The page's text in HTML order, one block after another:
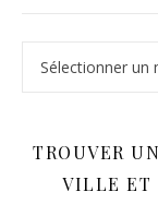
TROUVER
VILLE ET